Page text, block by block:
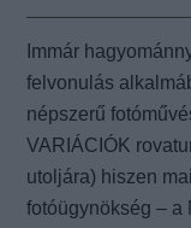
Immár
felvonulás
népszerű
VARIÁCIÓK
utoljára) hiszen
fotóügynökség – a